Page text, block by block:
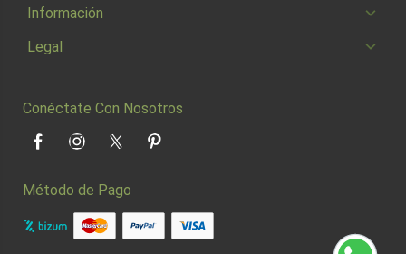
Información
Legal
Conéctate Con Nosotros
FacebookInstagramTwitter Pinterest
Método de Pago